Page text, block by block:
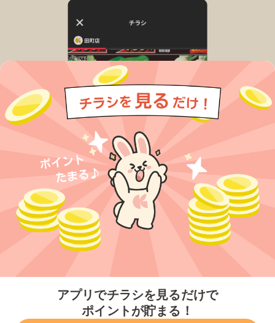
アプリでチラシを見るだけで
ポイントが貯まる！